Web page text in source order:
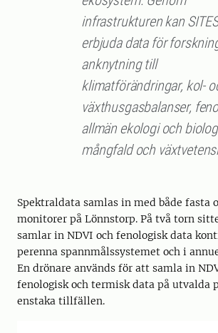
infrastrukturen kan SITES
erbjuda data för
anknytning till
klimatförändringar, kol-
växthusgasbalanser,
allmän ekologi och
mångfald och
Spektraldata samlas in med både fasta
monitorer på Lönnstorp. På två torn
samlar in NDVI och fenologisk data
perenna spannmålssystemet och i
En drönare används för att samla in
fenologisk och termisk data på utvalda
enstaka tillfällen.